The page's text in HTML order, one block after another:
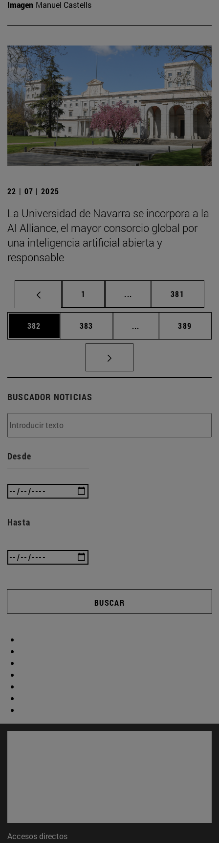
Imagen Manuel Castells
22 | 07 | 2025
La Universidad de Navarra se incorpora a la
AI Alliance, el mayor consorcio global por
una inteligencia artificial abierta y
responsable
Página
1 ... Páginas intermedias
Página
381
Página
382 Página
383 ... Páginas intermedias
Página
389
BUSCADOR NOTICIAS
Desde
Hasta
BUSCAR
Accesos directos